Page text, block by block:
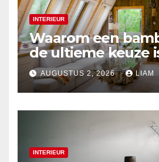
INTERIEUR
Waarom een
de ultieme keuze
duurzaam
AUGUSTUS 2, 2026 LIAM
INTERIEUR